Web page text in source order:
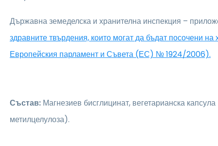
Държавна земеделска и хранителна инспекция –
здравните твърдения, които могат да бъдат посочени на
Европейския парламент и Съвета (ЕС) № 1924/2006).
Състав: Магнезиев бисглицинат, вегетарианска
метилцелулоза).